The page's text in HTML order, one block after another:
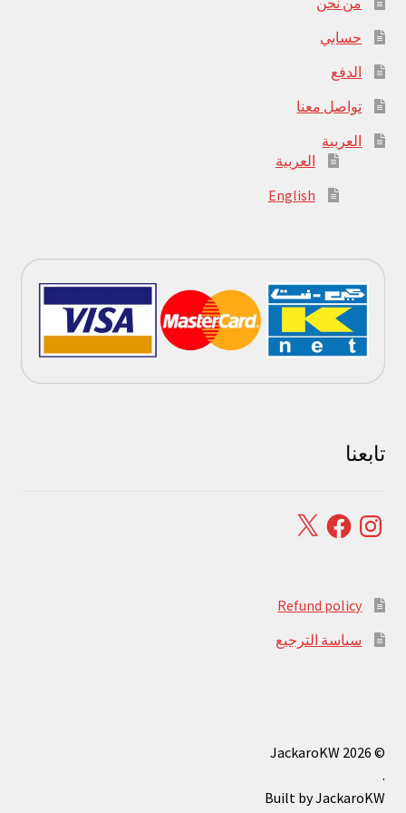
حسابي
الدفع
تواصل معنا
العربية
العربية
English
تابعنا
Instagram
Facebook
X
Refund policy
سياسة الترجيع
© JackaroKW 2026
.